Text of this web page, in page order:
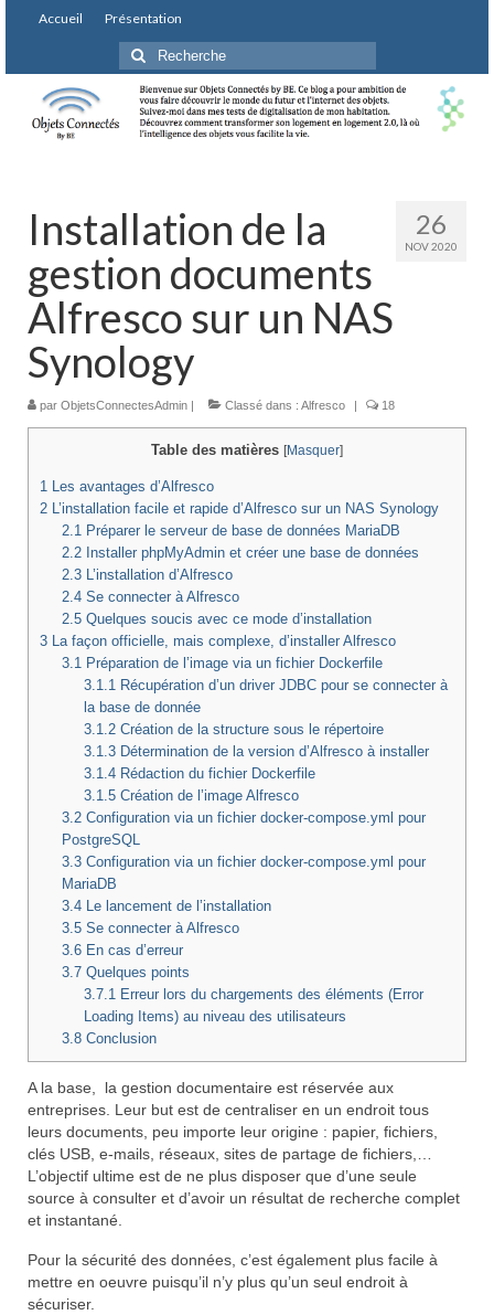
Accueil Présentation
Rechercher
:
26
NOV 2020
Installation de la
gestion documents
Alfresco sur un NAS
Synology
par ObjetsConnectesAdmin | Classé dans : Alfresco | 18
Table des matières [Masquer]
1 Les avantages d’Alfresco
2 L’installation facile et rapide d’Alfresco sur un NAS Synology
2.1Préparer le serveur de base de données MariaDB
2.2Installer phpMyAdmin et créer une base de données
2.3L’installation d’Alfresco
2.4Se connecter à Alfresco
2.5Quelques soucis avec ce mode d’installation
3 La façon officielle, mais complexe, d’installer Alfresco
3.1Préparation de l’image via un fichier Dockerfile
3.1.1Récupération d’un driver JDBC pour se connecter à
la base de donnée
3.1.2Création de la structure sous le répertoire
3.1.3Détermination de la version d’Alfresco à installer
3.1.4Rédaction du fichier Dockerfile
3.1.5Création de l’image Alfresco
3.2Configuration via un fichier docker-compose.yml pour
PostgreSQL
3.3Configuration via un fichier docker-compose.yml pour
MariaDB
3.4Le lancement de l’installation
3.5Se connecter à Alfresco
3.6En cas d’erreur
3.7Quelques points
3.7.1Erreur lors du chargements des éléments (Error
Loading Items) au niveau des utilisateurs
3.8Conclusion
A la base, la gestion documentaire est réservée aux
entreprises. Leur but est de centraliser en un endroit tous
leurs documents, peu importe leur origine : papier, fichiers,
clés USB, e-mails, réseaux, sites de partage de fichiers,…
L’objectif ultime est de ne plus disposer que d’une seule
source à consulter et d’avoir un résultat de recherche complet
et instantané.
Pour la sécurité des données, c’est également plus facile à
mettre en oeuvre puisqu’il n’y plus qu’un seul endroit à
sécuriser.